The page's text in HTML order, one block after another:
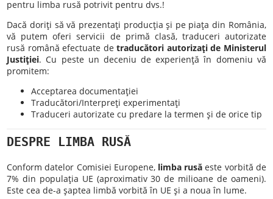
pentru limba rusă potrivit pentru dvs.!
Dacă doriţi să vă prezentaţi producţia şi pe piaţa din România,
vă putem oferi servicii de primă clasă, traduceri autorizate
rusă română efectuate detraducători autorizaţi de Ministerul
Justiţiei. Cu peste un deceniu de experienţă în domeniu vă
promitem:
Acceptarea documentaţiei
Traducători/Interpreţi experimentaţi
Traduceri autorizate cu predare la termen şi de orice tip
DESPRE LIMBA RUSĂ
Conform datelor Comisiei Europene, limba rusă este vorbită de
7% din populaţia UE (aproximativ 30 de milioane de oameni).
Este cea de-a şaptea limbă vorbită în UE şi a noua în lume.